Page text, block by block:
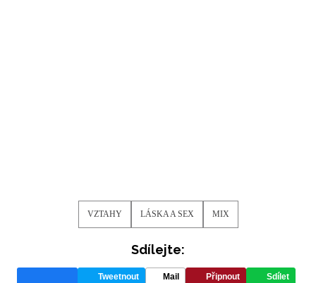
VZTAHY LÁSKA A SEX MIX
Sdílejte:
Tweetnout Mail Připnout Sdílet